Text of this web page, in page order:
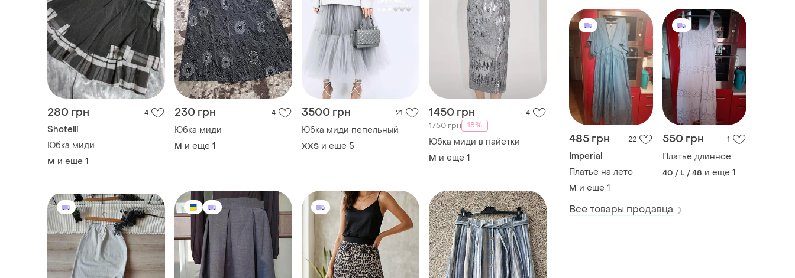
485 грн 22
Imperial
Платье на лето
M и еще 1
550 грн 1
Платье длинное
40 / L / 48 и еще 1
Все товары продавца
280 грн 4
Shotelli
Юбка миди
M и еще 1
230 грн 4
Юбка миди
M и еще 1
3500 грн 21
Юбка миди пепельный
XХS и еще 5
1450 грн 4
1750 грн -18%
Юбка миди в пайетки
M и еще 1